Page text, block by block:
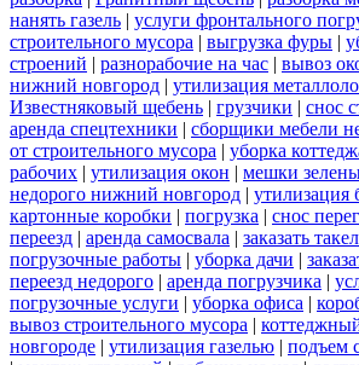
нанять газель | услуги фронтального
строительного мусора | выгрузка фуры |
строений | разнорабочие на час | вывоз
нижний новгород | утилизация
Известняковый щебень | грузчики | снос
аренда спецтехники | сборщики мебели
от строительного мусора | уборка
рабочих | утилизация окон | мешки
недорого нижний новгород | утилизация
картонные коробки | погрузка | снос
переезд | аренда самосвала | заказать
погрузочные работы | уборка дачи |
переезд недорого | аренда погрузчика |
погрузочные услуги | уборка офиса |
вывоз строительного мусора |
новгороде | утилизация газелью | подъем